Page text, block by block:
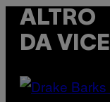
ALTRO
DA VICE